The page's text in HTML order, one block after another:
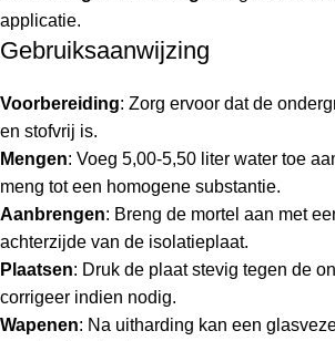
applicatie.
Gebruiksaanwijzing
Voorbereiding: Zorg ervoor dat de
en stofvrij is.
Mengen: Voeg 5,00-5,50 liter water toe
meng tot een homogene substantie.
Aanbrengen: Breng de mortel aan met
achterzijde van de isolatieplaat.
Plaatsen: Druk de plaat stevig tegen de
corrigeer indien nodig.
Wapenen: Na uitharding kan een